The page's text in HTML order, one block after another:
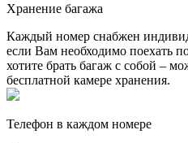
Хранение багажа
Каждый номер снабжен
если Вам необходимо поехать
хотите брать багаж с собой –
бесплатной камере хранения.
Телефон в каждом номере